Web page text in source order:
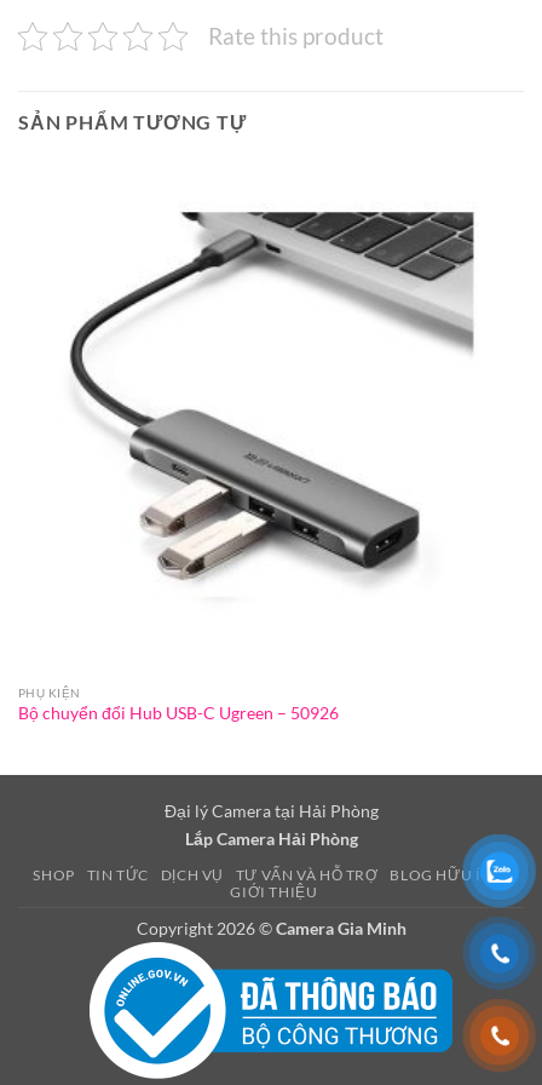
Rate this product
SẢN PHẨM TƯƠNG TỰ
PHỤ KIỆN
Bộ chuyển đổi Hub USB-C Ugreen – 50926
Đại lý Camera tại Hải Phòng
Lắp Camera Hải Phòng
SHOP TIN TỨC DỊCH VỤ TƯ VẤN VÀ HỖ TRỢ
BLOG HỮU ÍCH
GIỚI THIỆU
Copyright 2026 ©Camera Gia Minh